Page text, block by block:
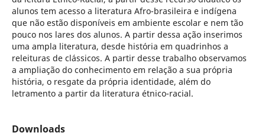
alunos tem acesso a literatura Afro-brasileira e indígena
que não estão disponíveis em ambiente escolar e nem tão
pouco nos lares dos alunos. A partir dessa ação inserimos
uma ampla literatura, desde história em quadrinhos a
releituras de clássicos. A partir desse trabalho observamos
a ampliação do conhecimento em relação a sua própria
história, o resgate da própria identidade, além do
letramento a partir da literatura étnico-racial.
Downloads